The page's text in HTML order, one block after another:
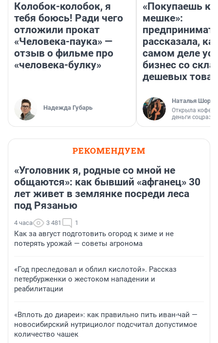
Колобок-колобок, я
тебя боюсь! Ради чего
отложили прокат
«Человека-паука» —
отзыв о фильме про
«человека-булку»
Надежда Губарь
«Покупаешь
мешке»:
рассказала,
самом деле
бизнес со
дешевых
Наталья
Открыла
деньги
РЕКОМЕНДУЕМ
«Уголовник я, родные со мной не
общаются»: как бывший «афганец» 30
лет живет в землянке посреди леса
под Рязанью
4 часа 3 481 1
Как за август подготовить огород к зиме и не
потерять урожай — советы агронома
«Год преследовал и облил кислотой». Рассказ
петербурженки о жестоком нападении и
реабилитации
«Вплоть до диареи»: как правильно пить иван-чай —
новосибирский нутрициолог подсчитал допустимое
количество чашек